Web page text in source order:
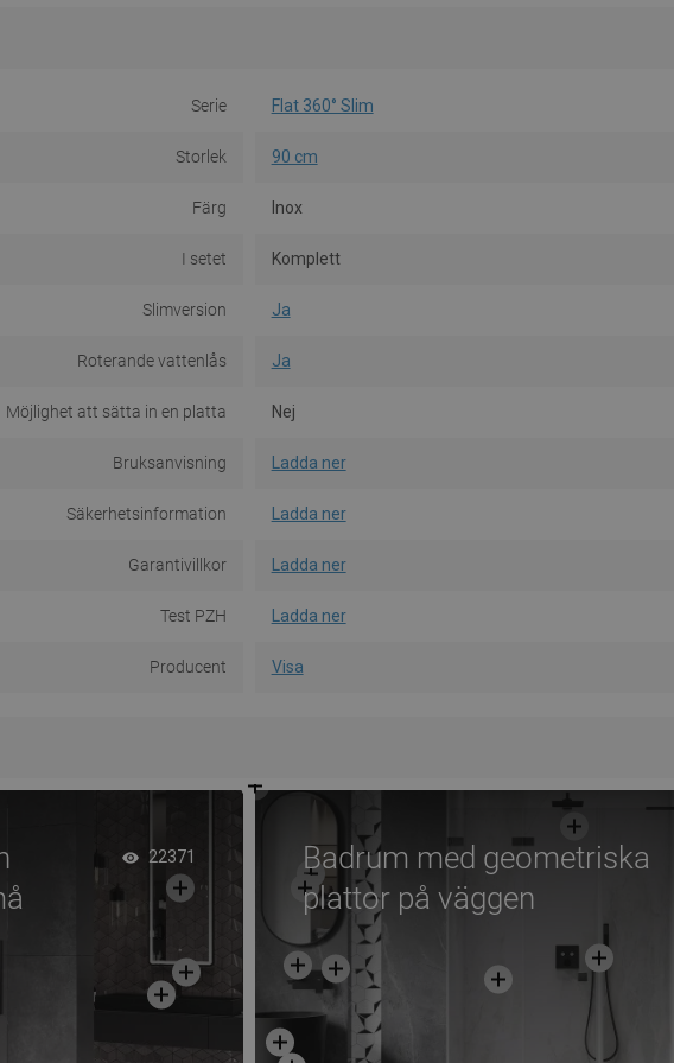
Serie Flat 360° Slim
Storlek 90 cm
Färg Inox
I setet Komplett
Slimversion Ja
Roterande vattenlås Ja
Möjlighet att sätta in en platta Nej
Bruksanvisning Ladda ner
Säkerhetsinformation Ladda ner
Garantivillkor Ladda ner
Test PZH Ladda ner
Producent Visa
22371
Badrum med geometriska
plattor på väggen